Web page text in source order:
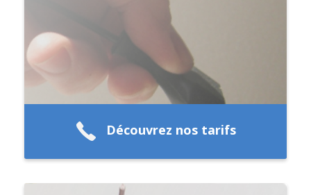
Découvrez nos tarifs